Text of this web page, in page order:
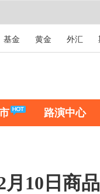
基金 黄金 外汇
路演中心
10日商